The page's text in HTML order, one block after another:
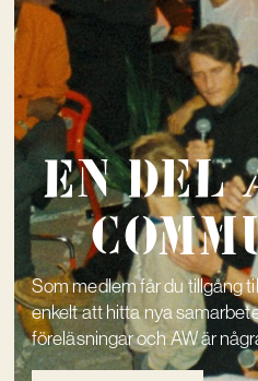
En del
Som medlem får du tillgång
enkelt att hitta nya
föreläsningar och AW är